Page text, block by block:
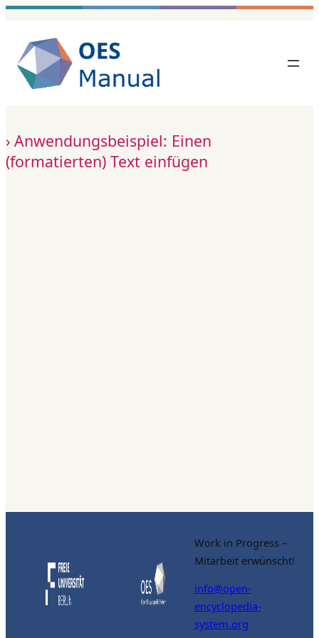
Zum
springen
Anwendungsbeispiel: Einen
(formatierten) Text einfügen
Work in Progress –
Mitarbeit erwünscht!
info@open-
encyclopedia-
system.org